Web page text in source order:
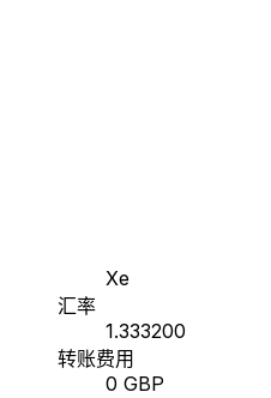
Xe
汇率
1.333200
转账费用
0 GBP